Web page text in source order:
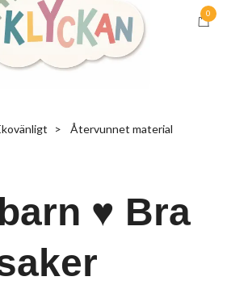
0
Återvunnet material
♥ Bra